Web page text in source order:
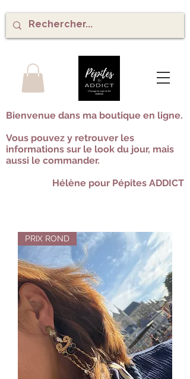
Bienvenue dans ma boutique en ligne.
Vous pouvez y retrouver les
informations sur le look du jour, mais
aussi le commander.​
Hélène pour Pépites ADDICT
PRIX ROND